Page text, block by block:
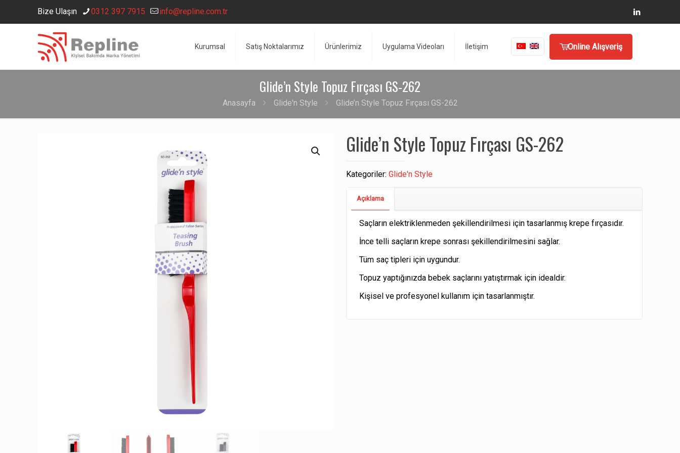
Bize Ulaşın 0312 397 7915 info@repline.com.tr
Kurumsal Satış Noktalarımız Ürünlerimiz Uygulama Videoları İletişim Online Alışveriş
Glide’n Style Topuz Fırçası GS-262
Anasayfa Glide'n Style Glide’n Style Topuz Fırçası GS-262
Glide’n Style Topuz Fırçası GS-262
Kategoriler: Glide'n Style
Açıklama
Saçların elektriklenmeden şekillendirilmesi için tasarlanmış krepe fırçasıdır.
İnce telli saçların krepe sonrası şekillendirilmesini sağlar.
Tüm saç tipleri için uygundur.
Topuz yaptığınızda bebek saçlarını yatıştırmak için idealdir.
Kişisel ve profesyonel kullanım için tasarlanmıştır.